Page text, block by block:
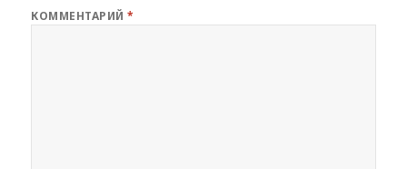
КОММЕНТАРИЙ*